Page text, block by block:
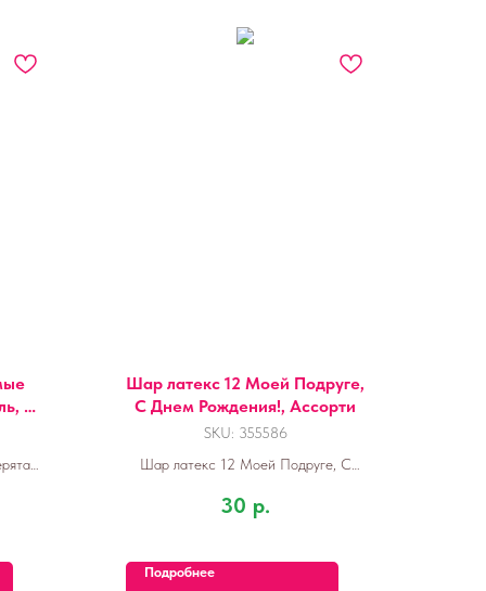
2
Шар латекс 12 Моей Подруге,
С Днем Рождения!, Ассорти
SKU: 355586
Шар латекс 12 Моей Подруге, С
30 р.
Подробнее